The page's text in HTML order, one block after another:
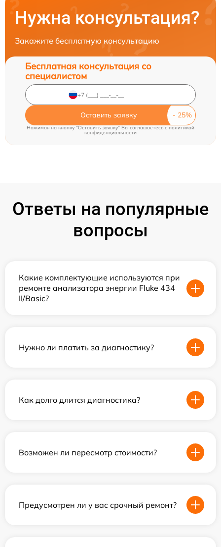
Нужна консультация?
Закажите бесплатную консультацию
Бесплатная консультация со
специалистом
Оставить заявку
Нажимая на кнопку "Оставить заявку" Вы соглашаетесь cполитикой
конфиденциальности
Ответы на популярные
вопросы
Какие комплектующие используются при
ремонте анализатора энергии Fluke 434
II/Basic?
Нужно ли платить за диагностику?
Как долго длится диагностика?
Возможен ли пересмотр стоимости?
Предусмотрен ли у вас срочный ремонт?